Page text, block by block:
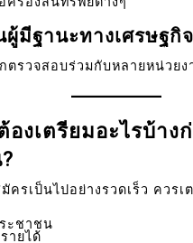
ผู้มีฐานะทางเศรษฐกิ
ตรวจสอบร่วมกับหลายหน่วยง
งเตรียมอะไรบ้าง
ครเป็นไปอย่างรวดเร็ว ควรเ
ะชาชน
ายได้